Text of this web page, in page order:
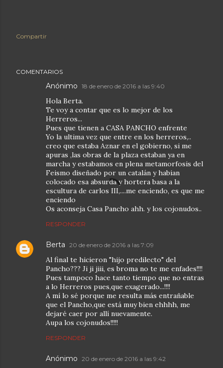
Compartir
COMENTARIOS
Anónimo 18 de enero de 2016 a las 9:40
Hola Berta.
Te voy a contar que es lo mejor de los
Herreros...
Pues que tienen a CASA PANCHO enfrente
Yo la ultima vez que entre en los herreros,..
creo que estaba Aznar en el gobierno, si me
apuras ,las obras de la plaza estaban ya en
marcha y estabamos en plena metamorfosis del
Feismo diseñado por un catalán y habian
colocado esa absurda y hortera basa a la
escultura de carlos III,....me enciendo, es que me
enciendo
Os aconseja Casa Pancho ahh. y los cojonudos..
RESPONDER
Berta 20 de enero de 2016 a las 7:09
Al final te hicieron "hijo predilecto" del
Pancho??? Ji ji jiii, es broma no te me enfades!!!!
Pues tampoco hace tanto tiempo que no entras
a lo Herreros pues,que exagerado...!!!!
A mí lo sé porque me resulta más entrañable
que el Pancho,que está muy bien ehhhh, me
dejaré caer por allí nuevamente.
Aupa los cojonudos!!!!!
RESPONDER
Anónimo 20 de enero de 2016 a las 9:42